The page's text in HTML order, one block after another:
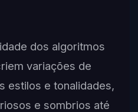
dos algoritmos
variações de
estilos e tonalidades,
e sombrios até